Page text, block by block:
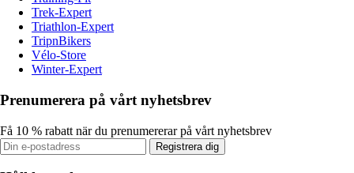
Trek-Expert
Triathlon-Expert
TripnBikers
Vélo-Store
Winter-Expert
Prenumerera på vårt nyhetsbrev
Få 10 % rabatt när du prenumererar på vårt nyhetsbrev
Registrera dig